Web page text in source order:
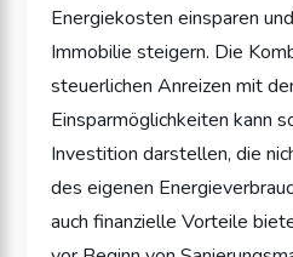
Energiekosten einsparen
Immobilie steigern. Die
steuerlichen Anreizen mit
Einsparmöglichkeiten kann
Investition darstellen, die
des eigenen
auch finanzielle Vorteile